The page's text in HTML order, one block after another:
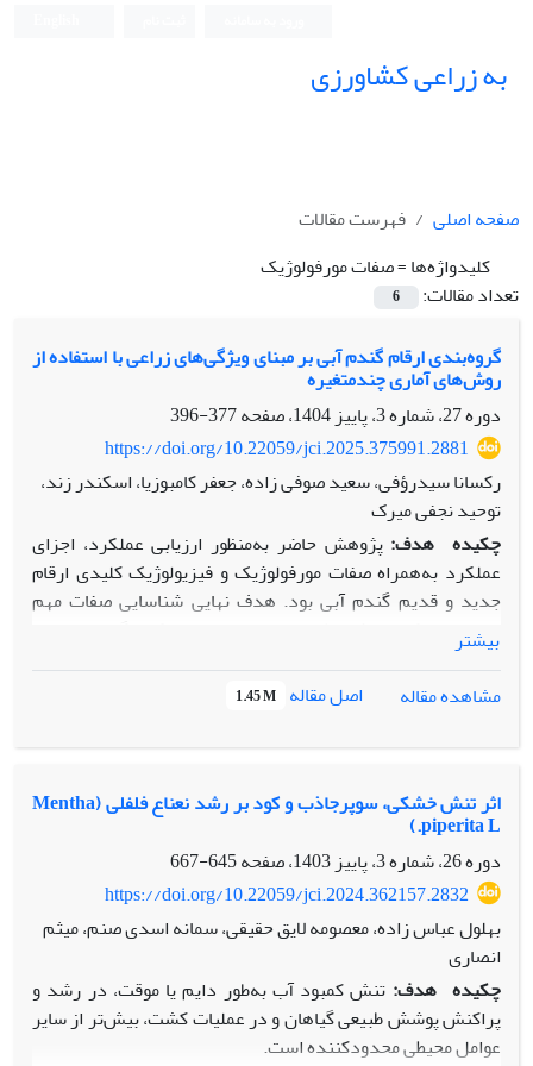
به زراعی کشاورزی
صفحه اصلی
فهرست مقالات
کلیدواژه‌ها =صفات مورفولوژیک
تعداد مقالات:
6
گروه‌بندی ارقام گندم آبی بر مبنای ویژگی‌های زراعی با استفاده از
روش‌های آماری ‏چندمتغیره
دوره 27، شماره 3، پاییز 1404، صفحه
377-396
https://doi.org/10.22059/jci.2025.375991.2881
رکسانا سیدرؤفی، سعید صوفی زاده، جعفر کامبوزیا، اسکندر زند،
توحید نجفی میرک
چکیده هدف: پژوهش حاضر به‌منظور ارزیابی عملکرد، اجزای
عملکرد به‌همراه صفات مورفولوژیک و فیزیولوژیک کلیدی ارقام
جدید و قدیم گندم آبی بود. هدف نهایی شناسایی صفات مهم
زراعی بود که در شرایط بهینه و پتانسیل عملکرد گندم را تحت
تأثیر قرار می‌دهند.
1400 در شرایط پتانسیل در مؤسسه تحقیقات اصلاح و نهال بذر
واقع در استان البرز اجرا گردید. ارزیابی‌های جامع مورفولوژیکی،
رسیدگی فیزیولوژیکی انجام شد. این ارزیابی‌ها شامل اندازه‌گیری
عملکرد دانه، عملکرد زیستی، شاخص برداشت، تعداد دانه در
سنبله، وزن هزاردانه، شاخص سطح برگ و سایر صفات زراعی
بودند. آزمایش تحت شرایط پتانسیل و بدون تنش‌های زیستی و
غیرزیستی و با اعمال مدیریت زراعی بهینه در طول فصل رشد
اجرا شد.یافته‌ها:نتایج نشان داد بین ارقام موردمطالعه در تمامی
داشت. بیش‌ترین و کم‌ترین عملکرد دانه به ارقام شیرودی
(۱۰۷۴ گرم در مترمربع) و بهاران (۵۷۲ گرم در مترمربع) اختصاص
بیشتر
مشاهده مقاله
اصل مقاله 1.45 M
اثر تنش خشکی، سوپرجاذب و کود بر رشد نعناع فلفلی (Mentha
piperita L.)
دوره 26، شماره 3، پاییز 1403، صفحه
645-667
https://doi.org/10.22059/jci.2024.362157.2832
بهلول عباس زاده، معصومه لایق حقیقی، سمانه اسدی صنم، میثم
انصاری
چکیده هدف: تنش کمبود آب به‌طور دایم یا موقت، در رشد و
پراکنش پوشش طبیعی گیاهان و در عملیات کشت، بیش‌تر از سایر
عوامل محیطی محدودکننده است.